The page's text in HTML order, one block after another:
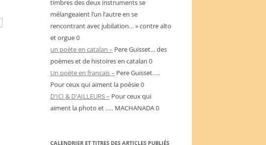
timbres des deux instruments se
mélangeaient l’un l’autre en se
rencontrant avec jubilation… » contre alto
et orgue 0
un poète en catalan – Pere Guisset… des
poèmes et de histoires en catalan 0
Un poète en français – Pere Guisset…..
Pour ceux qui aiment la poèsie 0
D'ICI & D'AILLEURS – Pour ceux qui
aiment la photo et ….. MACHANADA 0
CALENDRIER ET TITRES DES ARTICLES PUBLIÉS